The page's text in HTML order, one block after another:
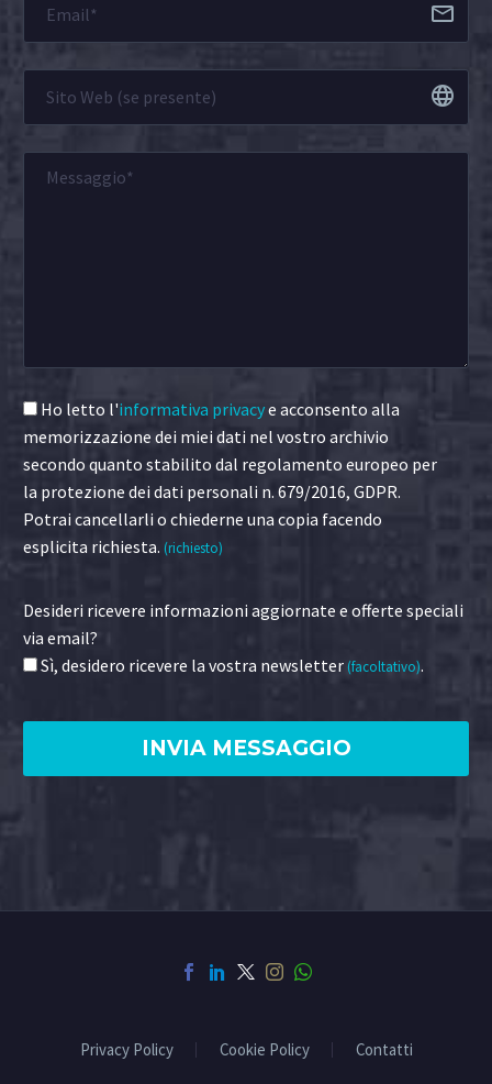
Ho letto l'informativa privacye acconsento alla
memorizzazione dei miei dati nel vostro archivio
secondo quanto stabilito dal regolamento europeo per
la protezione dei dati personali n. 679/2016, GDPR.
Potrai cancellarli o chiederne una copia facendo
esplicita richiesta. (richiesto)
Desideri ricevere informazioni aggiornate e offerte speciali
via email?
Sì, desidero ricevere la vostra newsletter(facoltativo).
Privacy Policy Cookie Policy Contatti